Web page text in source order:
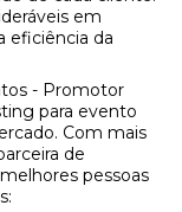
em
eficiência da
- Promotor
para evento
Com mais
de
pessoas